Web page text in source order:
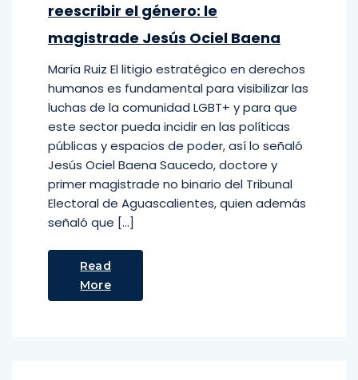
reescribir el género: le
magistrade Jesús Ociel Baena
María Ruiz El litigio estratégico en derechos
humanos es fundamental para visibilizar las
luchas de la comunidad LGBT+ y para que
este sector pueda incidir en las políticas
públicas y espacios de poder, así lo señaló
Jesús Ociel Baena Saucedo, doctore y
primer magistrade no binario del Tribunal
Electoral de Aguascalientes, quien además
señaló que […]
Read
More